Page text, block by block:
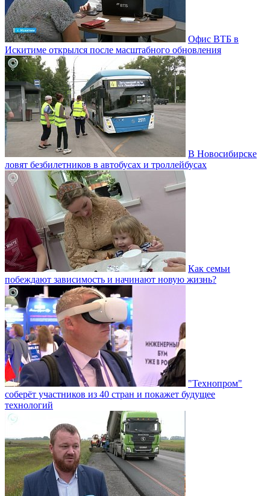
Офис ВТБ в
Искитиме открылся после масштабного обновления
В Новосибирске
ловят безбилетников в автобусах и троллейбусах
Как семьи
побеждают зависимость и начинают новую жизнь?
"Технопром"
соберёт участников из 40 стран и покажет будущее
технологий